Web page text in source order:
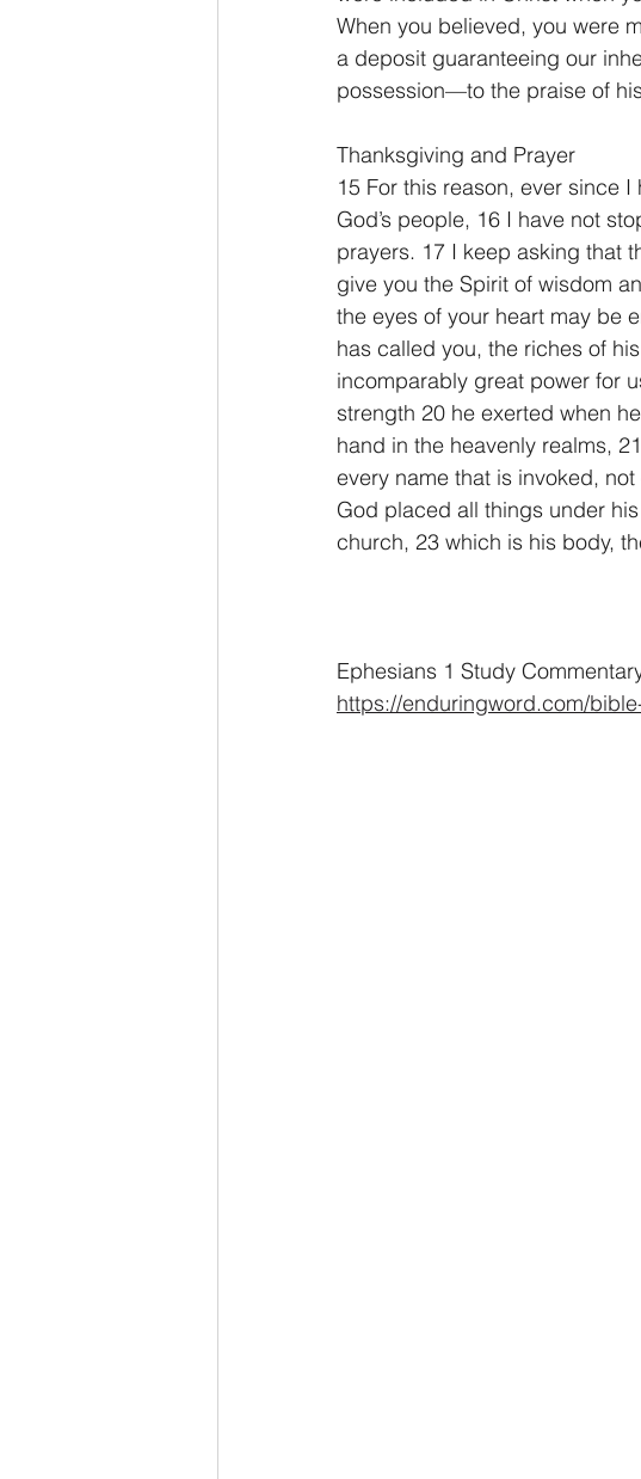
When you believed, you were
a deposit guaranteeing our
possession—to the praise of
Thanksgiving and Prayer
15 For this reason, ever since
God’s people, 16 I have not
prayers. 17 I keep asking that
give you the Spirit of wisdom
the eyes of your heart may be
has called you, the riches of
incomparably great power for
strength 20 he exerted when
hand in the heavenly realms,
every name that is invoked,
God placed all things under
church, 23 which is his body,
Ephesians 1 Study
https://enduringword.com/